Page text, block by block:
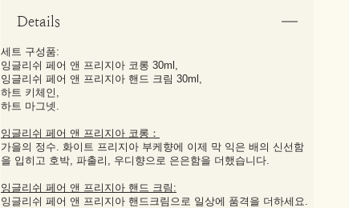
Details
세트 구성품:
잉글리쉬 페어 앤 프리지아 코롱 30ml,
잉글리쉬 페어 앤 프리지아 핸드 크림 30ml,
하트 키체인,
하트 마그넷.
잉글리쉬 페어 앤 프리지아 코롱：
가을의 정수. 화이트 프리지아 부케향에 이제 막 익은 배의 신선함
을 입히고 호박, 파출리, 우디향으로 은은함을 더했습니다.
잉글리쉬 페어 앤 프리지아 핸드 크림:
잉글리쉬 페어 앤 프리지아 핸드크림으로 일상에 품격을 더하세요.